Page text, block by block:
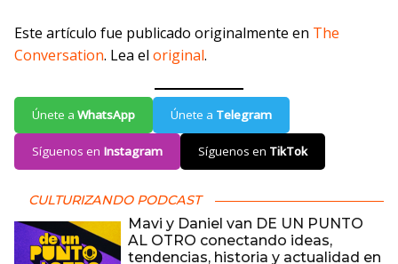
Este artículo fue publicado originalmente en The
Conversation. Lea el original.
Únete a WhatsApp Únete a Telegram
Síguenos en Instagram Síguenos en TikTok
CULTURIZANDO PODCAST
Mavi y Daniel van DE UN PUNTO
AL OTRO conectando ideas,
tendencias, historia y actualidad en